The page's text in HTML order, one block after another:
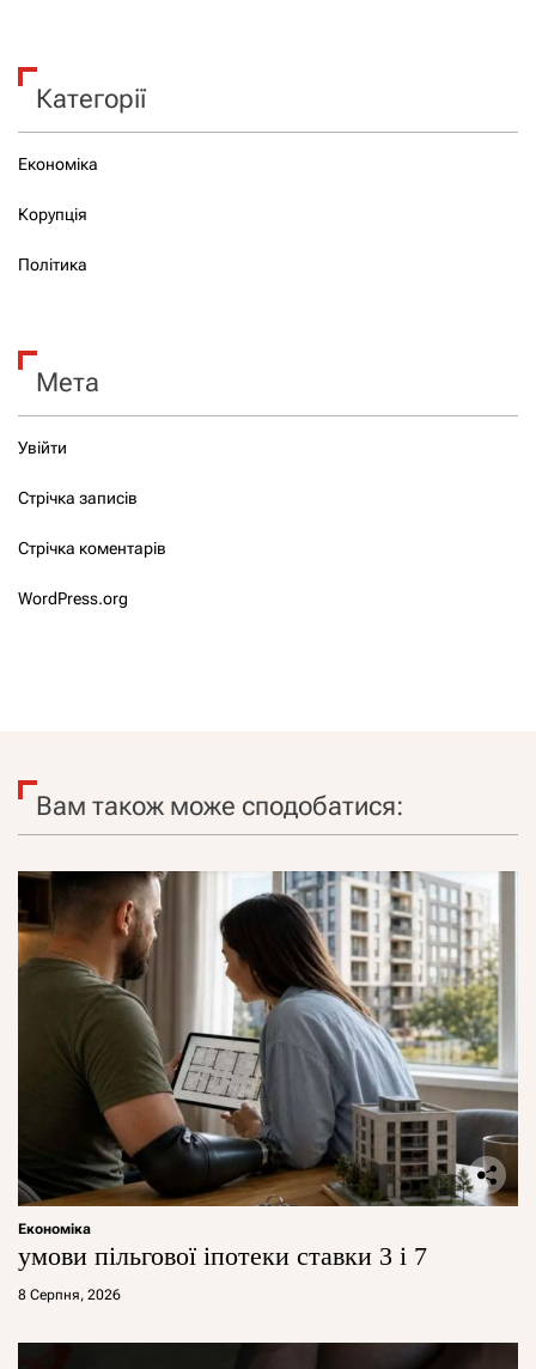
Категорії
Економіка
Корупція
Політика
Мета
Увійти
Стрічка записів
Стрічка коментарів
WordPress.org
Вам також може сподобатися:
Економіка
умови пільгової іпотеки ставки 3 і 7
8 Серпня, 2026